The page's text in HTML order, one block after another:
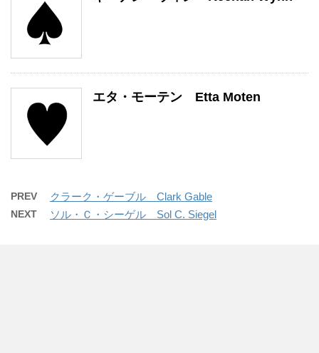
エタ・モーテン Etta Moten
PREV クラーク・ゲーブル Clark Gable
NEXT ソル・Ｃ・シーゲル Sol C. Siegel